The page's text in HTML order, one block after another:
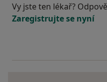
Vy jste ten lékař?
Zaregistrujte se nyní